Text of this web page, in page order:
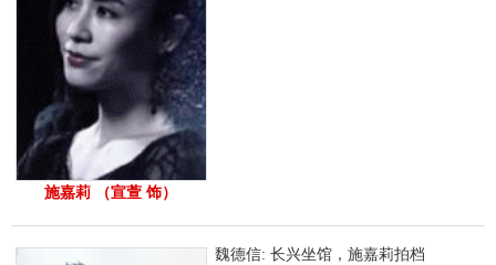
施嘉莉 （宣萱 饰）
魏德信: 长兴坐馆，施嘉莉拍档